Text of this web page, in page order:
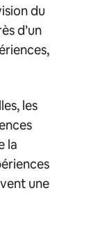
du
d’un
les
la
une